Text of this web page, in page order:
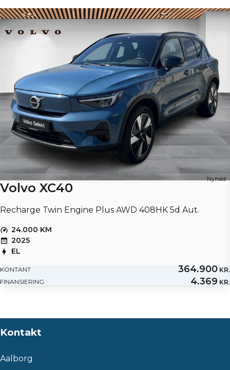
Nyhed
Volvo XC40
Recharge Twin Engine Plus AWD 408HK 5d Aut.
24.000 KM
2025
EL
KONTANT 364.900 KR.
FINANSIERING
4.369 KR.
Kontakt
Aalborg